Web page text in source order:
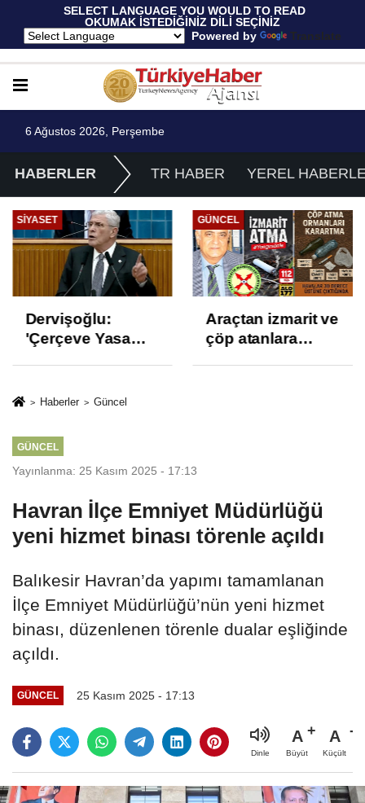
SELECT LANGUAGE YOU WOULD TO READ
OKUMAK İSTEDİĞİNİZ DİLİ SEÇİNİZ
Powered by
Translate
6 Ağustos 2026, Perşembe
HABERLER TR HABER YEREL
SIYASET
Dervişoğlu:
'Çerçeve Yasa
ve İhanet
GÜNCEL
Araçtan izmarit ve
çöp atanlara
Haberler Güncel
GÜNCEL
Yayınlanma: 25 Kasım 2025 - 17:13
Havran İlçe Emniyet Müdürlüğü
yeni hizmet binası törenle açıldı
Balıkesir Havran’da yapımı tamamlanan
İlçe Emniyet Müdürlüğü’nün yeni hizmet
binası, düzenlenen törenle dualar eşliğinde
açıldı.
GÜNCEL 25 Kasım 2025 - 17:13
Dinle
A
Büyüt
A
Küçült